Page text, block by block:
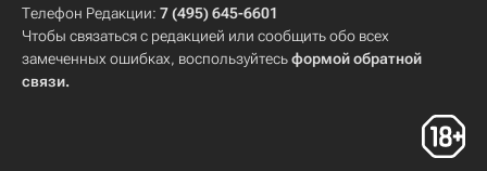
Телефон Редакции: 7 (495) 645-6601
Чтобы связаться с редакцией или сообщить обо всех
замеченных ошибках, воспользуйтесьформой обратной
связи.